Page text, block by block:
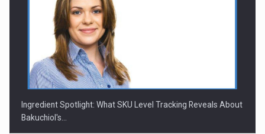
Ingredient Spotlight: What SKU Level Tracking Reveals About
Bakuchiol's…